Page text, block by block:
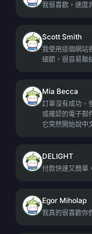
我很喜歡，速度
Scott Smith
我使用這個網站
細節，很容易聯
Mia Becca
訂單沒有成功，
或確認的電子郵
它突然開始說中
DELIGHT
付款快速又簡單
Egor Miholap
我真的很喜歡你